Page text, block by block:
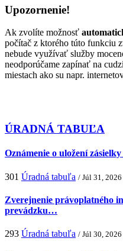
Upozornenie!
Ak zvolíte možnosť
počítač z ktorého túto funkciu
nebude využívať služby
neodporúčame zapínať na
miestach ako su napr.
ÚRADNÁ TABUĽA
Oznámenie o uložení
301 Úradná tabuľa / Júl 31, 2026
Zverejnenie právoplatného
prevádzku…
293 Úradná tabuľa / Júl 30, 2026